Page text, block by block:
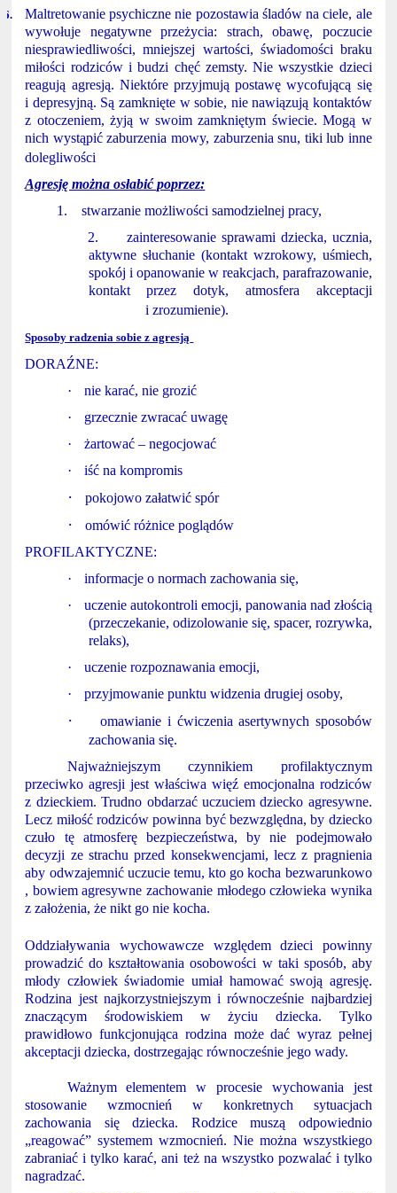
6.
Maltretowanie psychiczne nie pozostawia śladów na ciele, ale
wywołuje negatywne przeżycia: strach, obawę, poczucie
niesprawiedliwości, mniejszej wartości, świadomości braku
miłości rodziców i budzi chęć zemsty. Nie wszystkie dzieci
reagują agresją. Niektóre przyjmują postawę wycofującą się
i depresyjną. Są zamknięte w sobie, nie nawiązują kontaktów
z otoczeniem, żyją w swoim zamkniętym świecie. Mogą w
nich wystąpić zaburzenia mowy, zaburzenia snu, tiki lub inne
dolegliwości
Agresję można osłabić poprzez:
1.
stwarzanie możliwości samodzielnej pracy,
2.
zainteresowanie sprawami dziecka, ucznia,
aktywne słuchanie (kontakt wzrokowy, uśmiech,
spokój i opanowanie w reakcjach, parafrazowanie,
kontakt przez dotyk, atmosfera akceptacji
i zrozumienie).
Sposoby radzenia sobie z agresją
DORAŹNE:
·
nie karać, nie grozić
·
grzecznie zwracać uwagę
·
żartować – negocjować
·
iść na kompromis
· pokojowo załatwić spór
·
omówić różnice poglądów
PROFILAKTYCZNE:
·
informacje o normach zachowania się,
·
uczenie autokontroli emocji, panowania nad złością
(przeczekanie, odizolowanie się, spacer, rozrywka,
relaks),
·
uczenie rozpoznawania emocji,
·
przyjmowanie punktu widzenia drugiej osoby,
·
omawianie i ćwiczenia asertywnych sposobów
zachowania się.
Najważniejszym czynnikiem profilaktycznym
przeciwko agresji jest właściwa więź emocjonalna rodziców
z dzieckiem. Trudno obdarzać uczuciem dziecko agresywne.
Lecz miłość rodziców powinna być bezwzględna, by dziecko
czuło tę atmosferę bezpieczeństwa, by nie podejmowało
decyzji ze strachu przed konsekwencjami, lecz z pragnienia
aby odwzajemnić uczucie temu, kto go kocha bezwarunkowo
, bowiem agresywne zachowanie młodego człowieka wynika
z założenia, że nikt go nie kocha.
Oddziaływania wychowawcze względem dzieci powinny
prowadzić do kształtowania osobowości w taki sposób, aby
młody człowiek świadomie umiał hamować swoją agresję.
Rodzina jest najkorzystniejszym i równocześnie najbardziej
znaczącym środowiskiem w życiu dziecka. Tylko
prawidłowo funkcjonująca rodzina może dać wyraz pełnej
akceptacji dziecka, dostrzegając równocześnie jego wady.
Ważnym elementem w procesie wychowania jest
stosowanie wzmocnień w konkretnych sytuacjach
zachowania się dziecka. Rodzice muszą odpowiednio
„reagować” systemem wzmocnień. Nie można wszystkiego
zabraniać i tylko karać, ani też na wszystko pozwalać i tylko
nagradzać.